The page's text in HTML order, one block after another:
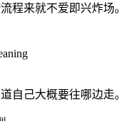
程来就不爱即兴炸场。
自己大概要往哪边走。